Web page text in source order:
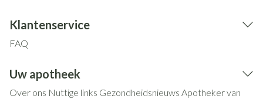
Klantenservice
FAQ
Uw apotheek
Over ons Nuttige links Gezondheidsnieuws Apotheker van